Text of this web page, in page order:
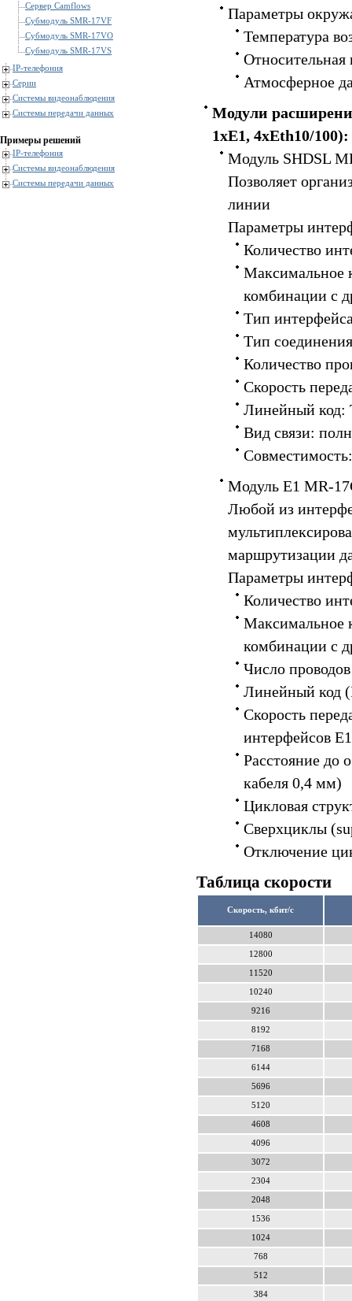
Сервер Camflows
Субмодуль SMR-17VF
Субмодуль SMR-17VO
Субмодуль SMR-17VS
IP-телефония
Серии
Системы видеонаблюдения
Системы передачи данных
Примеры решений
IP-телефония
Системы видеонаблюдения
Системы передачи данных
Параметры
Температура
Относительная
Атмосферное
Модули
1xE1, 4xEth10/100):
Модуль SHDSL
Позволяет
линии
Параметры
Количество
Максимальное
комбинации с
Тип
Тип
Количество
Скорость
Линейный
Вид связи:
Модуль E1 MR-
Любой из
маршрутизации
Параметры
Количество
Максимальное
комбинации с
Число
Линейный код
Скорость
интерфейсов
Расстояние до
кабеля 0,4 мм)
Цикловая
Сверхциклы
Отключение
Таблица скорости
Скорость, кбит/с
14080
12800
11520
10240
9216
8192
7168
6144
5696
5120
4608
4096
3072
2304
2048
1536
1024
768
512
384